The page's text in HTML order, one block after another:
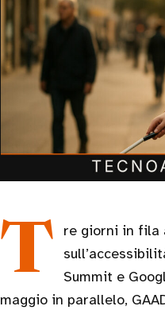
Tre giorni in fila aprono questa settimana
Summit e
maggio in parallelo,